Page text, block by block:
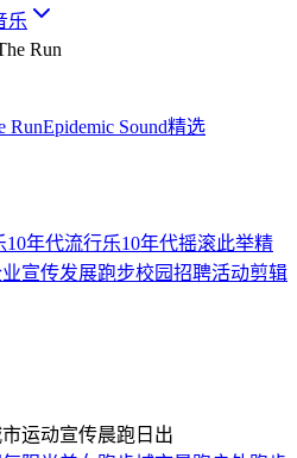
乐
RunEpidemic Sound精选
10年代流行乐10年代摇滚此举精
宣传发展跑步校园招聘活动剪辑